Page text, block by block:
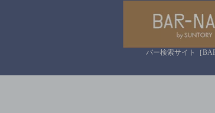
バー検索サイト［